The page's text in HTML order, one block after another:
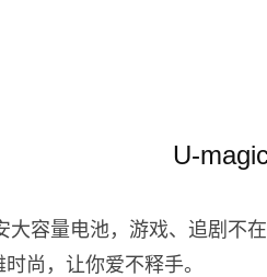
U-
大容量电池，游戏、追剧不
尚，让你爱不释手。